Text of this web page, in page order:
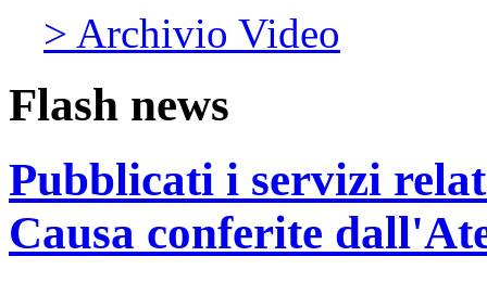
> Archivio Video
Flash news
Pubblicati i servizi
Causa conferite